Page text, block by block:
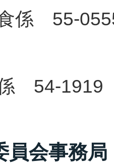
係 55-
54-1919
員会事務局